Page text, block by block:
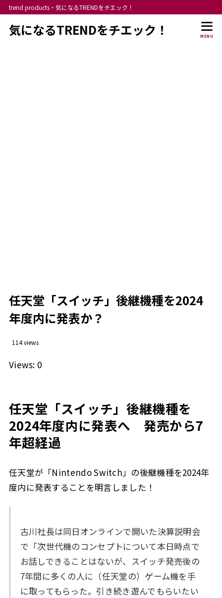
trend products・気になるTRENDをチエック！
気になるTRENDをチエック！ MENU
任天堂「スイッチ」後継機種を2024
年度内に発表か？
114 views
Views: 0
任天堂「スイッチ」後継機種を
2024年度内に発表へ 発売から7
年超経過
任天堂が「Nintendo Switch」の後継機種を2024年
度内に発表することを明言しました！
古川社長は同日オンラインで開いた決算説明会
で「次世代機のコンセプトについて本日時点で
お話しできることはないが、スイッチ発売後の
7年間に多くの人に（任天堂の）ゲーム機を手
に取ってもらった。引き続き遊んでもらいたい